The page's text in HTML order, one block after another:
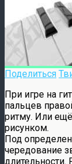
Поделиться
При игре на
пальцев
ритму. Или
рисунком.
Под
чередование
длительности.